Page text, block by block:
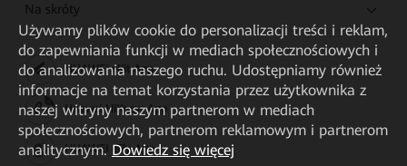
Na skróty
HUAWEI eKit App
Huawei HiKnow App
HUAWEI eFly App
Używamy plików cookie do personalizacji treści i reklam,
do zapewniania funkcji w mediach społecznościowych i
do analizowania naszego ruchu. Udostępniamy również
informacje na temat korzystania przez użytkownika z
naszej witryny naszym partnerom w mediach
społecznościowych, partnerom reklamowym i partnerom
analitycznym. Dowiedz się więcej